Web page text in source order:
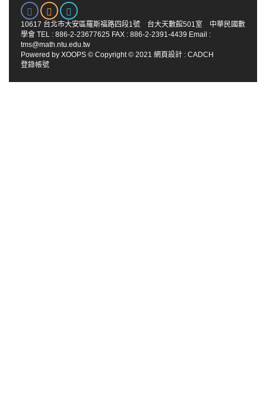
10617 台北市大安區羅斯福路四段1號 台大天數館501室 中華民國數
學會 TEL : 886-2-23677625 FAX : 886-2-2391-4439 Email :
tms@math.ntu.edu.tw
Powered by XOOPS © Copyright © 2021 網頁設計 : CADCH
登錄帳號